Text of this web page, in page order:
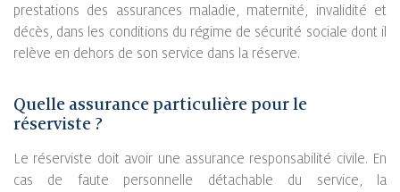
prestations des assurances maladie, maternité, invalidité et
décès, dans les conditions du régime de sécurité sociale dont il
relève en dehors de son service dans la réserve.
Quelle assurance particulière pour le
réserviste ?
Le réserviste doit avoir une assurance responsabilité civile. En
cas de faute personnelle détachable du service, la